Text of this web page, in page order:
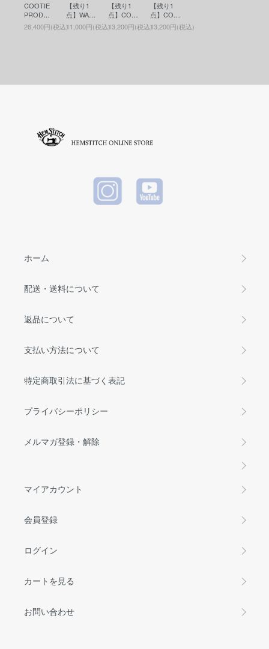
COOTIE
PRODUC
TIONS(ク
ーティー)
26,400円(税込)
【残り1
点】WAC
KO MARI
A(ワコマ
T-SHIRT (
11,000円(税込)
【残り1
点】COO
TIE PRO
DUCTIO
S/S Tee)
13,200円(税込)
【残り1
点】COO
TIE PRO
DUCTIO
S/S Tee)
13,200円(税込)
ホーム
配送・送料について
返品について
支払い方法について
特定商取引法に基づく表記
プライバシーポリシー
メルマガ登録・解除
マイアカウント
会員登録
ログイン
カートを見る
お問い合わせ